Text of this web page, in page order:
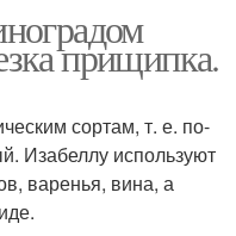
прищипка.
сортам, т. е. по-
Изабеллу используют
варенья, вина, а